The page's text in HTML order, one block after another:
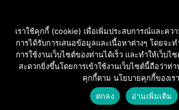
ที่อยู่ : Bangkok Advance Learning Center
ชั้น 16 ถนนพหลโยธิน พญาไท กรุงเทพ ฯ 10400
Call: 02-089-4145
E-mail: sales-des@metrosystems.co.th
เราใช้คุกกี้ (cookie) เพื่อเพิ่มประสบการณ์และคว
การได้รับการเสนอข้อมูลและเนื้อหาต่างๆ โดยจะท
การใช้งานเว็บไซต์ของท่านได้เร็ว และทำให้เว็บไซ
สะดวกยิ่งขึ้นโดยการเข้าใช้งานเว็บไซต์นี้ถือว่าท่
คุกกี้ตาม นโยบายคุกกี้ของเรา
ตกลง
อ่านเพิ่มเติม
สอบถามราคา และ บ